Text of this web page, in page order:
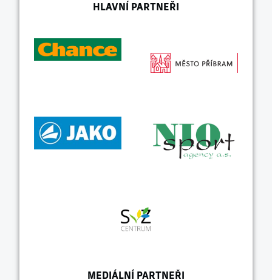
HLAVNÍ PARTNEŘI
MEDIÁLNÍ PARTNEŘI